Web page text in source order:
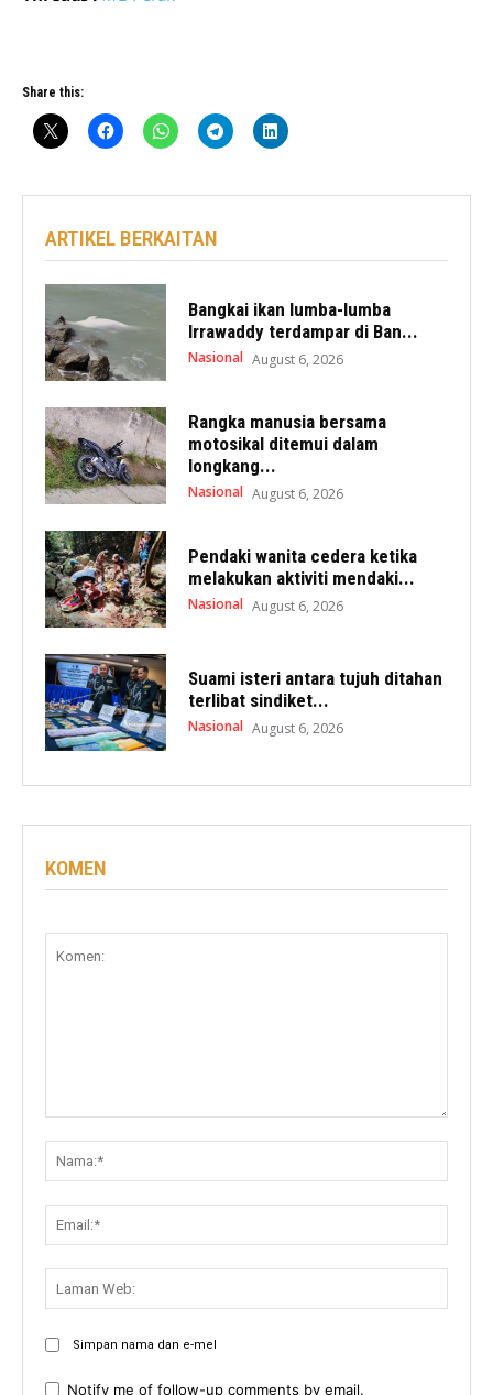
Share this:
ARTIKEL BERKAITAN
Bangkai ikan lumba-lumba
Irrawaddy terdampar di Ban...
Nasional August 6, 2026
Rangka manusia bersama
motosikal ditemui dalam
longkang...
Nasional August 6, 2026
Pendaki wanita cedera ketika
melakukan aktiviti mendaki...
Nasional August 6, 2026
Suami isteri antara tujuh ditahan
terlibat sindiket...
Nasional August 6, 2026
KOMEN
Simpan nama dan e-mel
Notify me of follow-up comments by email.